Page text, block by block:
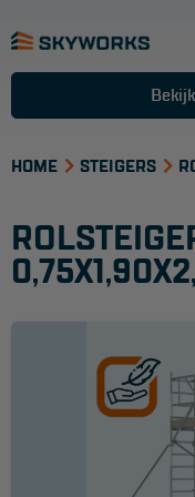
Opsteek ladder
Schuifladder
Telescopische ladder
Ladder accessoires
TRAPPEN
Bordestrap
HOME STEIGERS